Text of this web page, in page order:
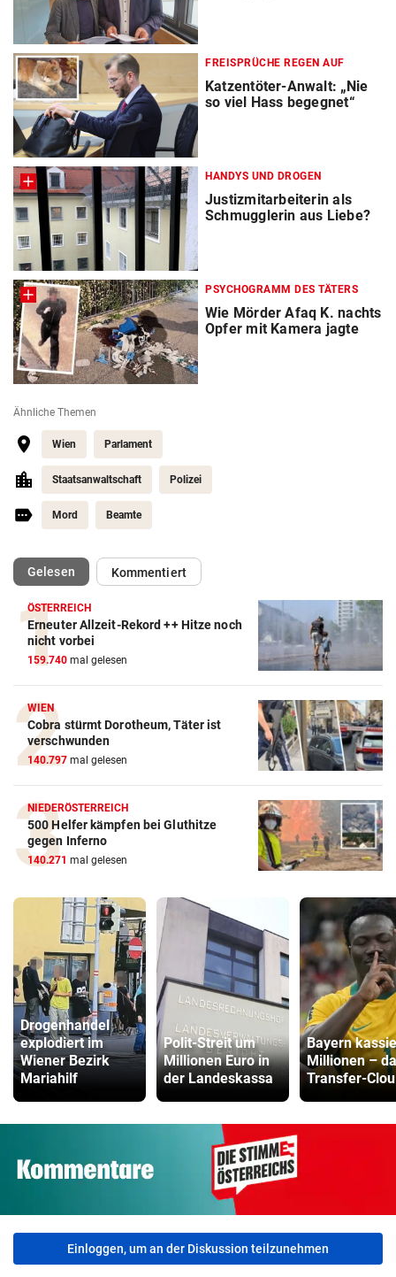
FREISPRÜCHE REGEN AUF
Katzentöter-Anwalt: „Nie
so viel Hass begegnet“
HANDYS UND DROGEN
Justizmitarbeiterin als
Schmugglerin aus Liebe?
PSYCHOGRAMM DES TÄTERS
Wie Mörder Afaq K. nachts
Opfer mit Kamera jagte
Ähnliche Themen
Wien Parlament
Staatsanwaltschaft Polizei
Mord Beamte
Gelesen(ausgewählt)Kommentiert
ÖSTERREICH
Erneuter Allzeit-Rekord ++ Hitze noch
nicht vorbei
159.740 mal gelesen
WIEN
Cobra stürmt Dorotheum, Täter ist
verschwunden
140.797 mal gelesen
NIEDERÖSTERREICH
500 Helfer kämpfen bei Gluthitze
gegen Inferno
140.271 mal gelesen
Drogenhandel
explodiert im
Wiener Bezirk
Mariahilf
Polit-Streit um
Millionen Euro in
der Landeskassa
Bayern
Millionen –
Transfer-Clou
Einloggen, um an der Diskussion teilzunehmen